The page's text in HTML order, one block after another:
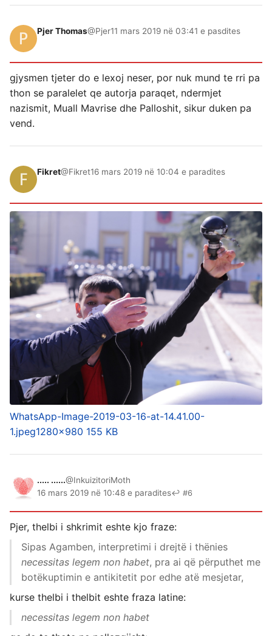
Pjer Thomas@Pjer11 mars 2019 në 03:41 e pasdites
gjysmen tjeter do e lexoj neser, por nuk mund te rri pa
thon se paralelet qe autorja paraqet, ndermjet
nazismit, Muall Mavrise dhe Palloshit, sikur duken pa
vend.
Fikret@Fikret16 mars 2019 në 10:04 e paradites
WhatsApp-Image-2019-03-16-at-14.41.00-
1.jpeg1280×980 155 KB
..... ......@InkuizitoriMoth
16 mars 2019 në 10:48 e paradites↩ #6
Pjer, thelbi i shkrimit eshte kjo fraze:
Sipas Agamben, interpretimi i drejtë i thënies
necessitas legem non habet, pra ai që përputhet me
botëkuptimin e antikitetit por edhe atë mesjetar,
kurse thelbi i thelbit eshte fraza latine:
necessitas legem non habet